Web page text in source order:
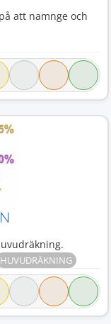
att namnge och
HUVUDRÄKNING